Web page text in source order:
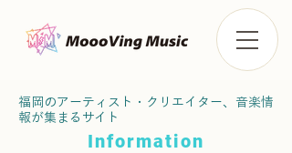
福岡のアーティスト・クリエイター、音楽情
報が集まるサイト
Information